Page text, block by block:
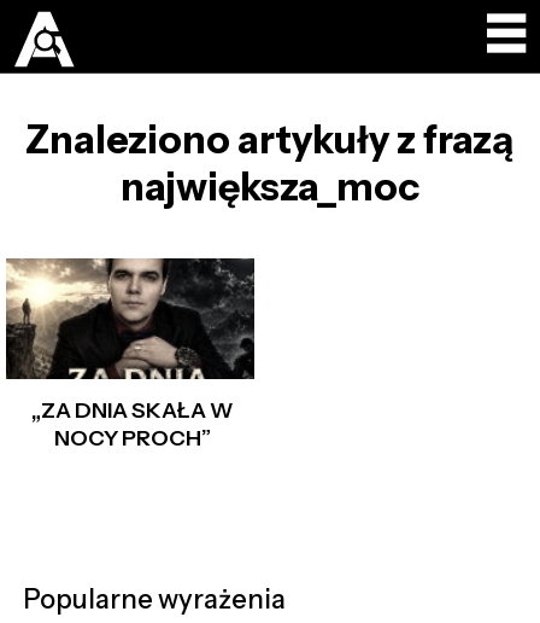
Znaleziono artykuły z frazą
największa_moc
„ZA DNIA SKAŁA W
NOCY PROCH”
Popularne wyrażenia